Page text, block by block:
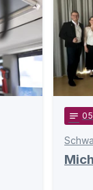
notes 05